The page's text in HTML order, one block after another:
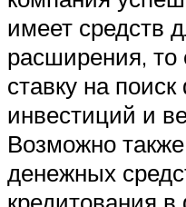
имеет средств
расширения, то
ставку на
инвестиций и
Возможно
денежных